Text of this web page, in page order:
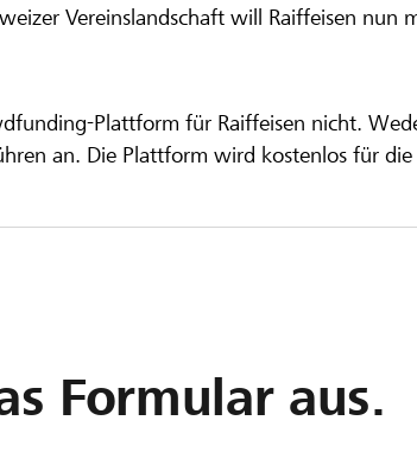
Vereinslandschaft will Raiffeisen nun
Plattform für Raiffeisen nicht.
an. Die Plattform wird kostenlos für
Formular aus.